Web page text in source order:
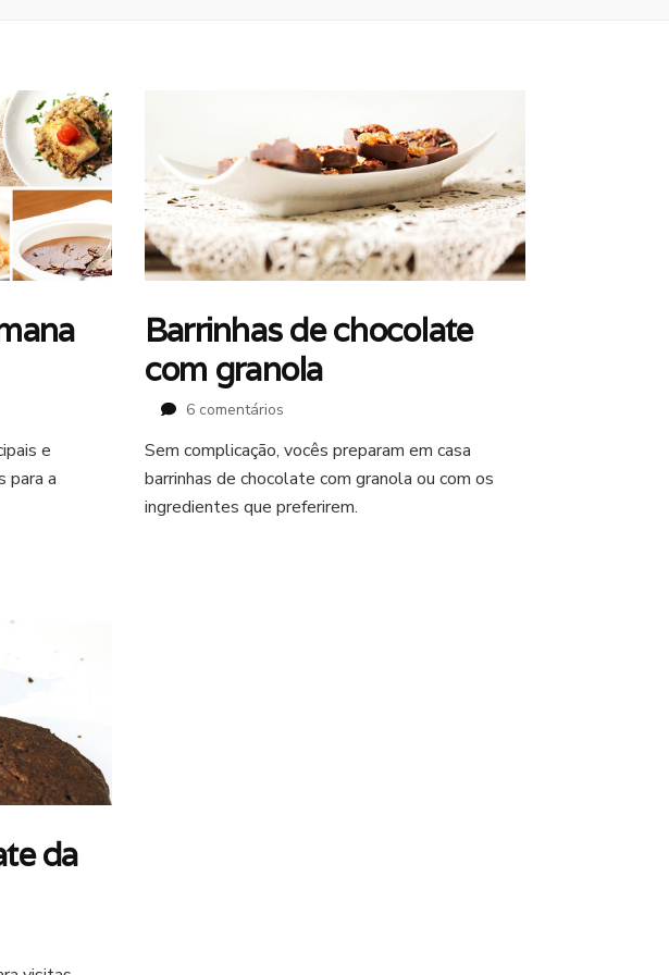
e
para a
Barrinhas de chocolate
com granola
6 comentáriosem
de
chocolate
com
Sem complicação, vocês preparam em casa
barrinhas de chocolate com granola ou com os
ingredientes que preferirem.
da